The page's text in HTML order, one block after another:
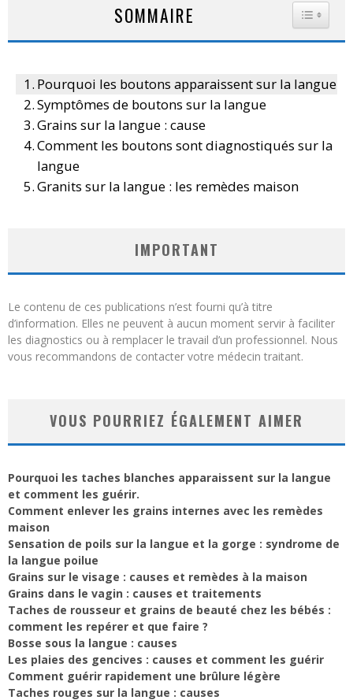
SOMMAIRE
Pourquoi les boutons apparaissent sur la langue
Symptômes de boutons sur la langue
Grains sur la langue : cause
Comment les boutons sont diagnostiqués sur la
langue
Granits sur la langue : les remèdes maison
IMPORTANT
Le contenu de ces publications n’est fourni qu’à titre
d’information. Elles ne peuvent à aucun moment servir à faciliter
les diagnostics ou à remplacer le travail d’un professionnel. Nous
vous recommandons de contacter votre médecin traitant.
VOUS POURRIEZ ÉGALEMENT AIMER
Pourquoi les taches blanches apparaissent sur la langue
et comment les guérir.
Comment enlever les grains internes avec les remèdes
maison
Sensation de poils sur la langue et la gorge : syndrome de
la langue poilue
Grains sur le visage : causes et remèdes à la maison
Grains dans le vagin : causes et traitements
Taches de rousseur et grains de beauté chez les bébés :
comment les repérer et que faire ?
Bosse sous la langue : causes
Les plaies des gencives : causes et comment les guérir
Comment guérir rapidement une brûlure légère
Taches rouges sur la langue : causes